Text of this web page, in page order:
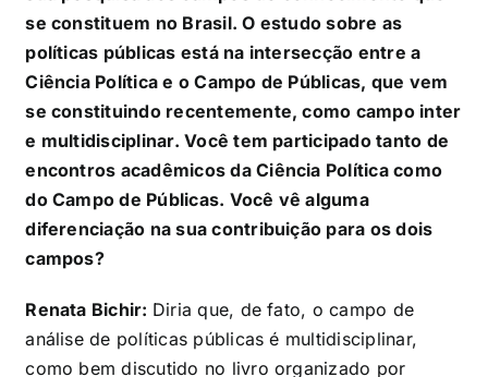
se constituem no Brasil. O estudo sobre as
políticas públicas está na intersecção entre a
Ciência Política e o Campo de Públicas, que vem
se constituindo recentemente, como campo inter
e multidisciplinar. Você tem participado tanto de
encontros acadêmicos da Ciência Política como
do Campo de Públicas. Você vê alguma
diferenciação na sua contribuição para os dois
campos?
Renata Bichir: Diria que, de fato, o campo de
análise de políticas públicas é multidisciplinar,
como bem discutido no livro organizado por